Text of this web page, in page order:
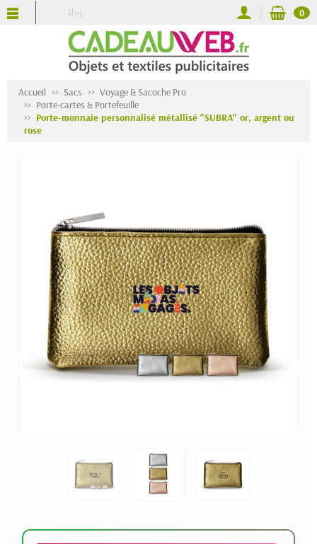
Blog 0
Accueil Sacs
Voyage & Sacoche Pro
Porte-cartes & Portefeuille
Porte-monnaie personnalisé métallisé "SUBRA" or, argent ou
rose